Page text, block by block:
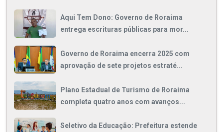
Aqui Tem Dono: Governo de Roraima
entrega escrituras públicas para mor...
Governo de Roraima encerra 2025 com
aprovação de sete projetos estraté...
Plano Estadual de Turismo de Roraima
completa quatro anos com avanços...
Seletivo da Educação: Prefeitura estende